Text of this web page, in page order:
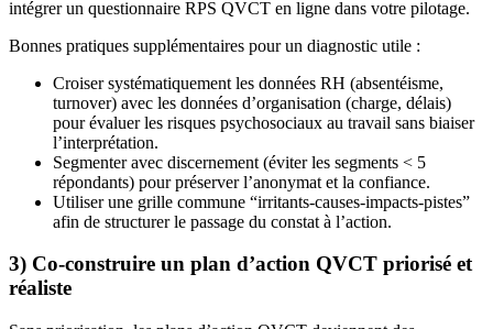
intégrer un questionnaire RPS QVCT en ligne dans votre pilotage.
Bonnes pratiques supplémentaires pour un diagnostic utile :
Croiser systématiquement les données RH (absentéisme,
turnover) avec les données d’organisation (charge, délais)
pour évaluer les risques psychosociaux au travail sans biaiser
l’interprétation.
Segmenter avec discernement (éviter les segments < 5
répondants) pour préserver l’anonymat et la confiance.
Utiliser une grille commune “irritants‑causes‑impacts‑pistes”
afin de structurer le passage du constat à l’action.
3) Co‑construire un plan d’action QVCT priorisé et
réaliste